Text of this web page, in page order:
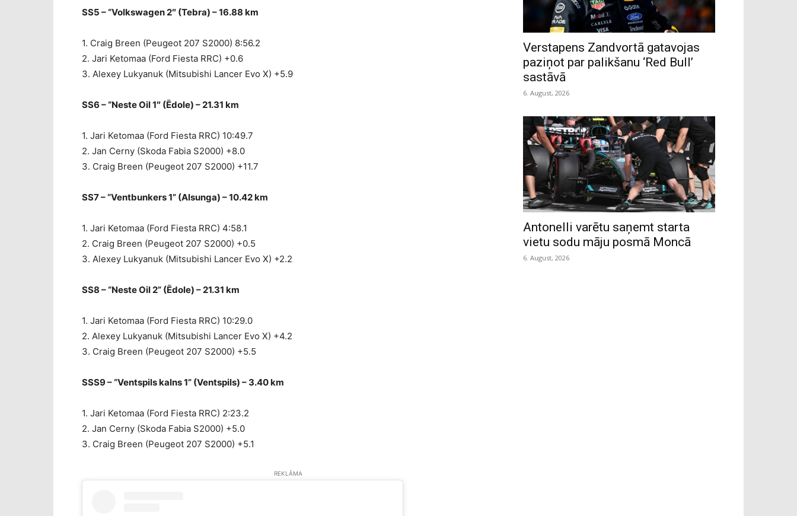
SS5 – “Volkswagen 2″ (Tebra) – 16.88 km
1. Craig Breen (Peugeot 207 S2000) 8:56.2
2. Jari Ketomaa (Ford Fiesta RRC) +0.6
3. Alexey Lukyanuk (Mitsubishi Lancer Evo X) +5.9
SS6 – “Neste Oil 1″ (Ēdole) – 21.31 km
1. Jari Ketomaa (Ford Fiesta RRC) 10:49.7
2. Jan Cerny (Skoda Fabia S2000) +8.0
3. Craig Breen (Peugeot 207 S2000) +11.7
SS7 – “Ventbunkers 1” (Alsunga) – 10.42 km
1. Jari Ketomaa (Ford Fiesta RRC) 4:58.1
2. Craig Breen (Peugeot 207 S2000) +0.5
3. Alexey Lukyanuk (Mitsubishi Lancer Evo X) +2.2
SS8 – “Neste Oil 2” (Ēdole) – 21.31 km
1. Jari Ketomaa (Ford Fiesta RRC) 10:29.0
2. Alexey Lukyanuk (Mitsubishi Lancer Evo X) +4.2
3. Craig Breen (Peugeot 207 S2000) +5.5
SSS9 – “Ventspils kalns 1” (Ventspils) – 3.40 km
1. Jari Ketomaa (Ford Fiesta RRC) 2:23.2
2. Jan Cerny (Skoda Fabia S2000) +5.0
3. Craig Breen (Peugeot 207 S2000) +5.1
REKLĀMA
Verstapens Zandvortā gatavojas
paziņot par palikšanu ‘Red Bull’
sastāvā
6. August, 2026
Antonelli varētu saņemt starta
vietu sodu māju posmā Moncā
6. August, 2026